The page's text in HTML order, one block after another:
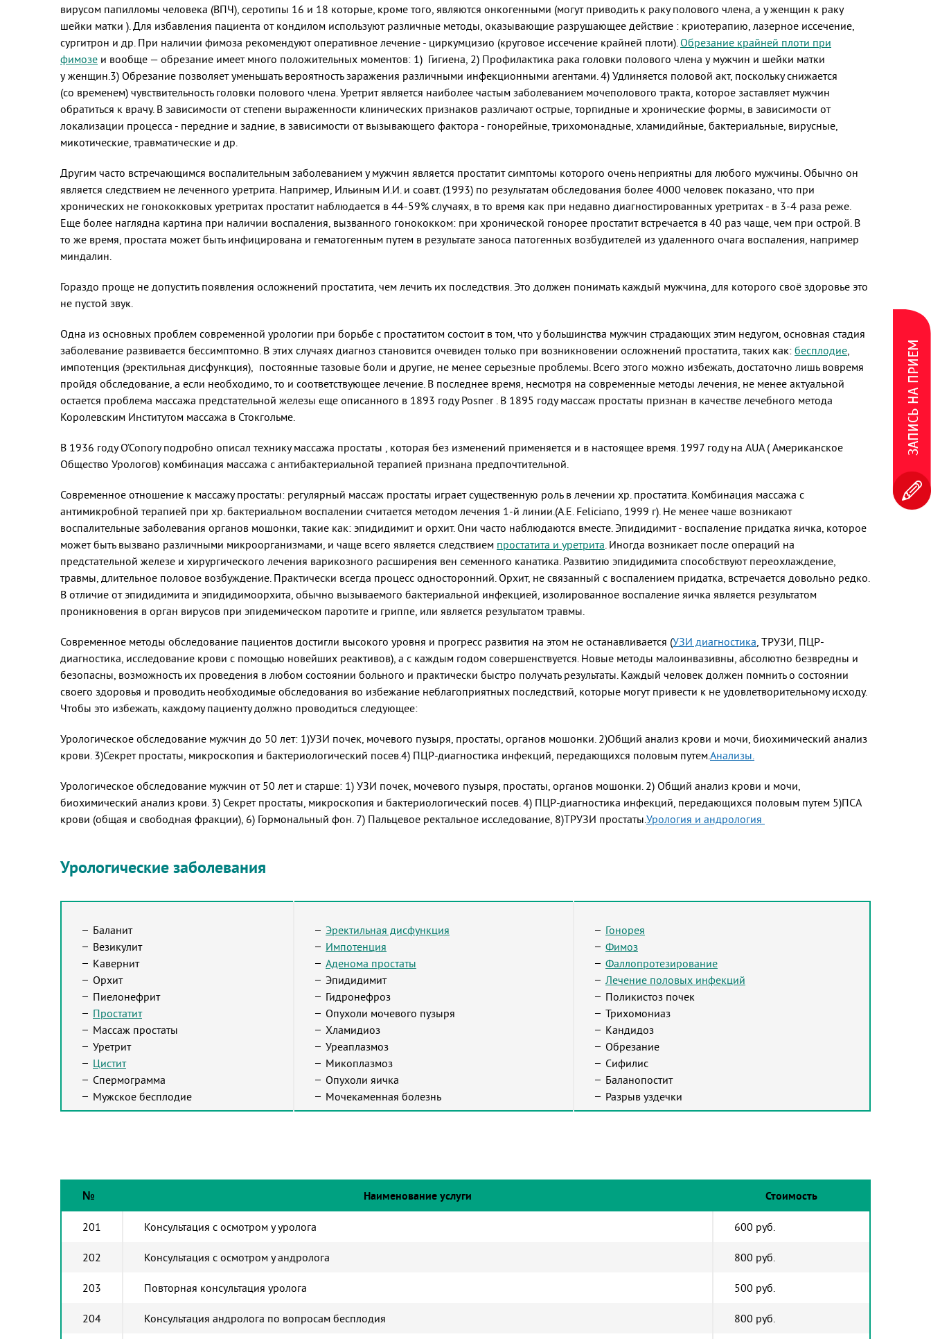
вирусом папилломы человека (ВПЧ), серотипы 16 и 18 которые, кроме того, являются онкогенными (могут приводить к раку полового члена, а у женщин к раку
шейки матки ). Для избавления пациента от кондилом используют различные методы, оказывающие разрушающее действие : криотерапию, лазерное иссечение,
сургитрон и др. При наличии фимоза рекомендуют оперативное лечение - циркумцизио (круговое иссечение крайней плоти). Обрезание крайней плоти при
фимозе и вообще — обрезание имеет много положительных моментов: 1) Гигиена, 2) Профилактика рака головки полового члена у мужчин и шейки матки
у женщин.3) Обрезание позволяет уменьшать вероятность заражения различными инфекционными агентами. 4) Удлиняется половой акт, поскольку снижается
(со временем) чувствительность головки полового члена. Уретрит является наиболее частым заболеванием мочеполового тракта, которое заставляет мужчин
обратиться к врачу. В зависимости от степени выраженности клинических признаков различают острые, торпидные и хронические формы, в зависимости от
локализации процесса - передние и задние, в зависимости от вызывающего фактора - гонорейные, трихомонадные, хламидийные, бактериальные, вирусные,
микотические, травматические и др.
Другим часто встречающимся воспалительным заболеванием у мужчин является простатит симптомы которого очень неприятны для любого мужчины. Обычно он
является следствием не леченного уретрита. Например, Ильиным И.И. и соавт. (1993) по результатам обследования более 4000 человек показано, что при
хронических не гонококковых уретритах простатит наблюдается в 44-59% случаях, в то время как при недавно диагностированных уретритах - в 3-4 раза реже.
Еще более наглядна картина при наличии воспаления, вызванного гонококком: при хронической гонорее простатит встречается в 40 раз чаще, чем при острой. В
то же время, простата может быть инфицирована и гематогенным путем в результате заноса патогенных возбудителей из удаленного очага воспаления, например
миндалин.
Гораздо проще не допустить появления осложнений простатита, чем лечить их последствия. Это должен понимать каждый мужчина, для которого своё здоровье это
не пустой звук.
Одна из основных проблем современной урологии при борьбе с простатитом состоит в том, что у большинства мужчин страдающих этим недугом, основная стадия
заболевание развивается бессимптомно. В этих случаях диагноз становится очевиден только при возникновении осложнений простатита, таких как: бесплодие,
импотенция (эректильная дисфункция), постоянные тазовые боли и другие, не менее серьезные проблемы. Всего этого можно избежать, достаточно лишь вовремя
пройдя обследование, а если необходимо, то и соответствующее лечение. В последнее время, несмотря на современные методы лечения, не менее актуальной
остается проблема массажа предстательной железы еще описанного в 1893 году Posner . В 1895 году массаж простаты признан в качестве лечебного метода
Королевским Институтом массажа в Стокгольме.
В 1936 году O’Conorу подробно описал технику массажа простаты , которая без изменений применяется и в настоящее время. 1997 году на AUA ( Американское
Общество Урологов) комбинация массажа с антибактериальной терапией признана предпочтительной.
Современное отношение к массажу простаты: регулярный массаж простаты играет существенную роль в лечении хр. простатита. Комбинация массажа с
антимикробной терапией при хр. бактериальном воспалении считается методом лечения 1-й линии.(A.E. Feliciano, 1999 г). Не менее чаше возникают
воспалительные заболевания органов мошонки, такие как: эпидидимит и орхит. Они часто наблюдаются вместе. Эпидидимит - воспаление придатка яичка, которое
может быть вызвано различными микроорганизмами, и чаще всего является следствием простатита и уретрита. Иногда возникает после операций на
предстательной железе и хирургического лечения варикозного расширения вен семенного канатика. Развитию эпидидимита способствуют переохлаждение,
травмы, длительное половое возбуждение. Практически всегда процесс односторонний. Орхит, не связанный с воспалением придатка, встречается довольно редко.
В отличие от эпидидимита и эпидидимоорхита, обычно вызываемого бактериальной инфекцией, изолированное воспаление яичка является результатом
проникновения в орган вирусов при эпидемическом паротите и гриппе, или является результатом травмы.
Современное методы обследование пациентов достигли высокого уровня и прогресс развития на этом не останавливается (УЗИ диагностика, ТРУЗИ, ПЦР-
диагностика, исследование крови с помощью новейших реактивов), а с каждым годом совершенствуется. Новые методы малоинвазивны, абсолютно безвредны и
безопасны, возможность их проведения в любом состоянии больного и практически быстро получать результаты. Каждый человек должен помнить о состоянии
своего здоровья и проводить необходимые обследования во избежание неблагоприятных последствий, которые могут привести к не удовлетворительному исходу.
Чтобы это избежать, каждому пациенту должно проводиться следующее:
Урологическое обследование мужчин до 50 лет: 1)УЗИ почек, мочевого пузыря, простаты, органов мошонки. 2)Общий анализ крови и мочи, биохимический анализ
крови. 3)Секрет простаты, микроскопия и бактериологический посев.4) ПЦР-диагностика инфекций, передающихся половым путем.Анализы.
Урологическое обследование мужчин от 50 лет и старше: 1) УЗИ почек, мочевого пузыря, простаты, органов мошонки. 2) Общий анализ крови и мочи,
биохимический анализ крови. 3) Секрет простаты, микроскопия и бактериологический посев. 4) ПЦР-диагностика инфекций, передающихся половым путем 5)ПСА
крови (общая и свободная фракции), 6) Гормональный фон. 7) Пальцевое ректальное исследование, 8)ТРУЗИ простаты.Урология и андрология
Урологические заболевания
Баланит
Везикулит
Кавернит
Орхит
Пиелонефрит
Простатит
Массаж простаты
Уретрит
Цистит
Спермограмма
Мужское бесплодие
Эректильная дисфункция
Импотенция
Аденома простаты
Эпидидимит
Гидронефроз
Опухоли мочевого пузыря
Хламидиоз
Уреаплазмоз
Микоплазмоз
Опухоли яичка
Мочекаменная болезнь
Гонорея
Фимоз
Фаллопротезирование
Лечение половых инфекций
Поликистоз почек
Трихомониаз
Кандидоз
Обрезание
Сифилис
Баланопостит
Разрыв уздечки
№ Наименование услуги Стоимость
201 Консультация с осмотром у уролога 600 руб.
202 Консультация с осмотром у андролога 800 руб.
203 Повторная консультация уролога 500 руб.
204 Консультация андролога по вопросам бесплодия 800 руб.
ЗАПИСЬ НА ПРИЕМ